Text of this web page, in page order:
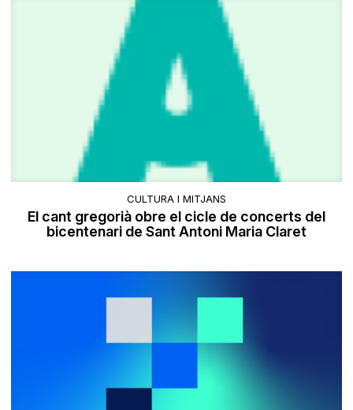
CULTURA I MITJANS
El cant gregorià obre el cicle de concerts del
bicentenari de Sant Antoni Maria Claret